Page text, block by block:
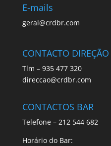
E-mails
geral@crdbr.com
CONTACTO DIREÇÃO
Tlm – 935 477 320
direccao@crdbr.com
CONTACTOS BAR
Telefone – 212 544 682
Horário do Bar: